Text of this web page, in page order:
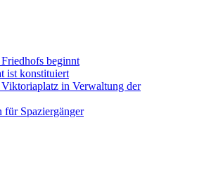
beginnt
ist konstituiert
in Verwaltung der
für Spaziergänger